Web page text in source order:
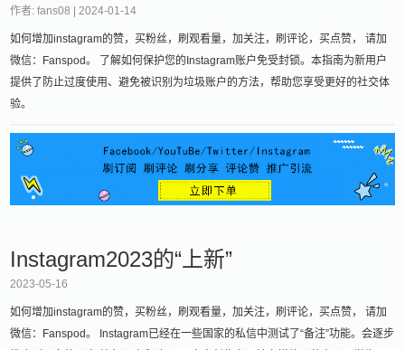
作者: fans08 | 2024-01-14
如何增加instagram的赞，买粉丝，刷观看量，加关注，刷评论，买点赞， 请加
微信：Fanspod。 了解如何保护您的Instagram账户免受封锁。本指南为新用户
提供了防止过度使用、避免被识别为垃圾账户的方法，帮助您享受更好的社交体
验。
Instagram2023的“上新”
2023-05-16
如何增加instagram的赞，买粉丝，刷观看量，加关注，刷评论，买点赞， 请加
微信：Fanspod。 Instagram已经在一些国家的私信中测试了“备注”功能。会逐步